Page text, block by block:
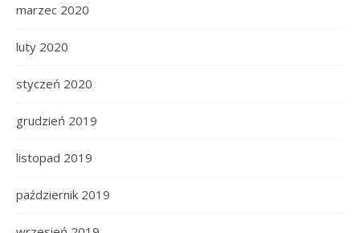
marzec 2020
luty 2020
styczeń 2020
grudzień 2019
listopad 2019
październik 2019